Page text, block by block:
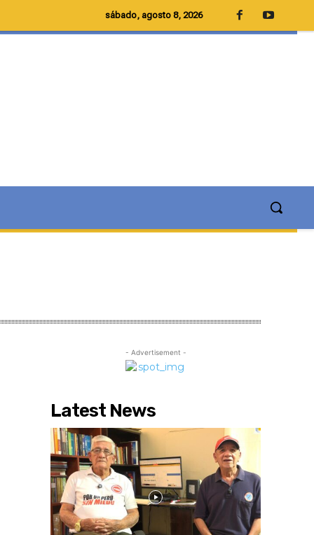
sábado, agosto 8, 2026
- Advertisement -
Latest News